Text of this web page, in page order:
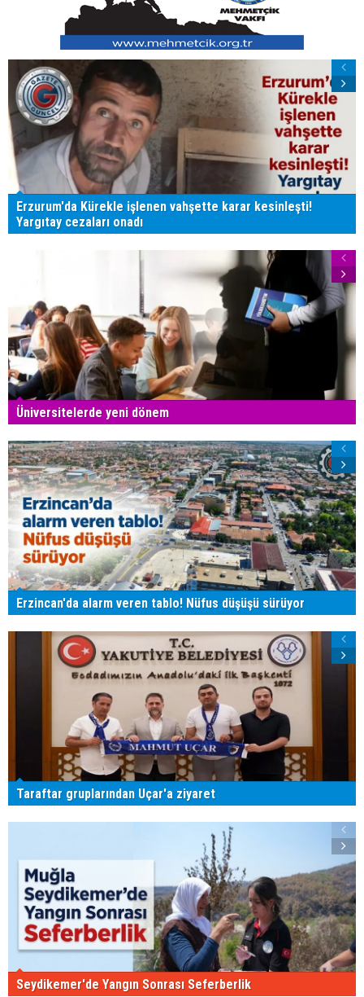
Erzurum'da Kürekle işlenen vahşette karar kesinleşti!
Yargıtay cezaları onadı
Üniversitelerde yeni dönem
Erzincan'da alarm veren tablo! Nüfus düşüşü sürüyor
Taraftar gruplarından Uçar'a ziyaret
Seydikemer'de Yangın Sonrası Seferberlik